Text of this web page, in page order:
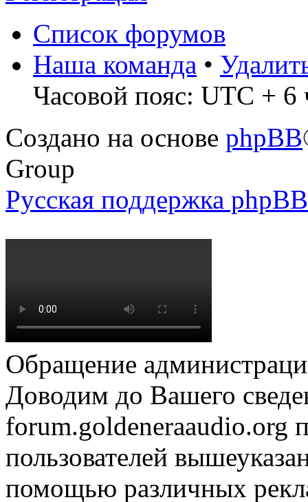
Список форумов
Наша команда •
Часовой пояс: UTC + 6
Создано на основе phpBB
Group
Русская поддержка phpBB
Обращение
Доводим до Вашего
forum.goldeneraaudio.org
пользователей
помощью различных